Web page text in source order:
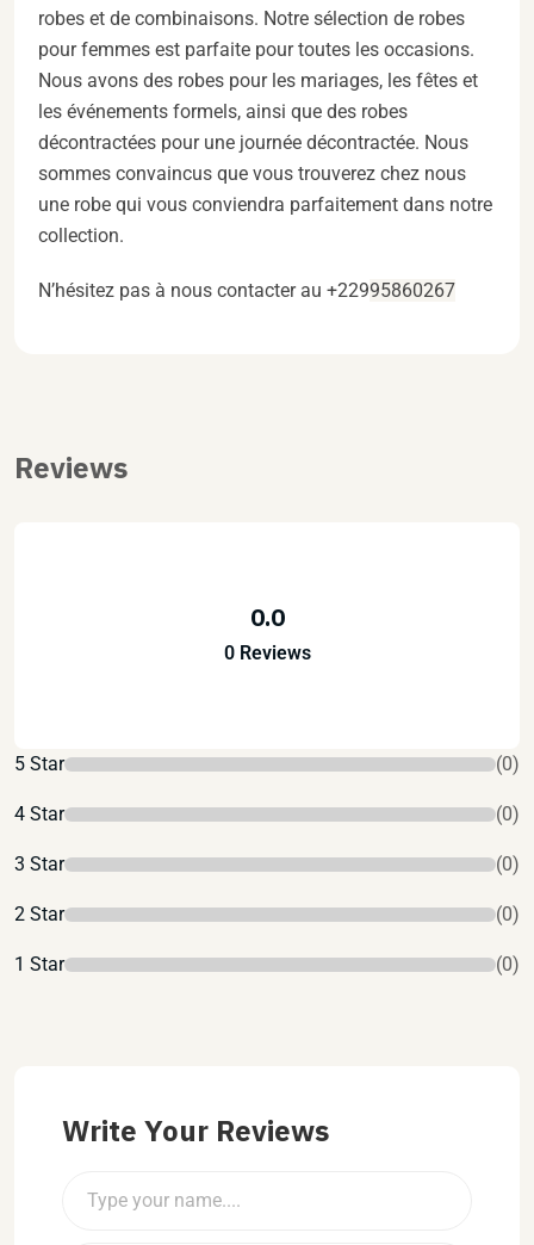
robes et de combinaisons. Notre sélection de robes
pour femmes est parfaite pour toutes les occasions.
Nous avons des robes pour les mariages, les fêtes et
les événements formels, ainsi que des robes
décontractées pour une journée décontractée. Nous
sommes convaincus que vous trouverez chez nous
une robe qui vous conviendra parfaitement dans notre
collection.
N’hésitez pas à nous contacter au +22995860267
Reviews
0.0
0 Reviews
5 Star (0)
4 Star (0)
3 Star (0)
2 Star (0)
1 Star (0)
Write Your Reviews